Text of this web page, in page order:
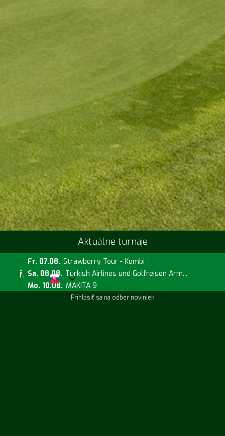
Aktuálne turnaje
Fr. 07.08. Strawberry Tour - Kombi
Sa. 08.08. Turkish Airlines und Golfreisen Arm...
Mo. 10.08. MAKITA 9
Prihlásiť sa na odber noviniek